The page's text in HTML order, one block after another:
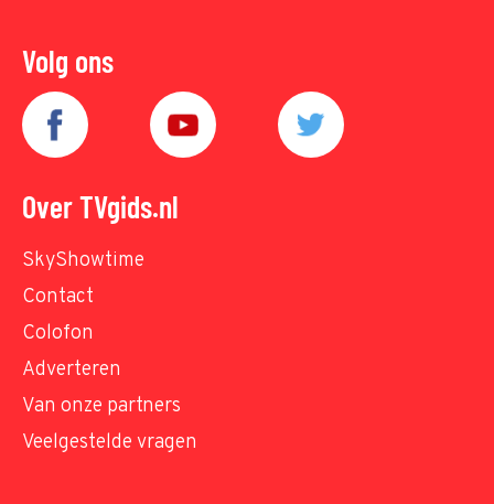
Volg ons
Over TVgids.nl
SkyShowtime
Contact
Colofon
Adverteren
Van onze partners
Veelgestelde vragen